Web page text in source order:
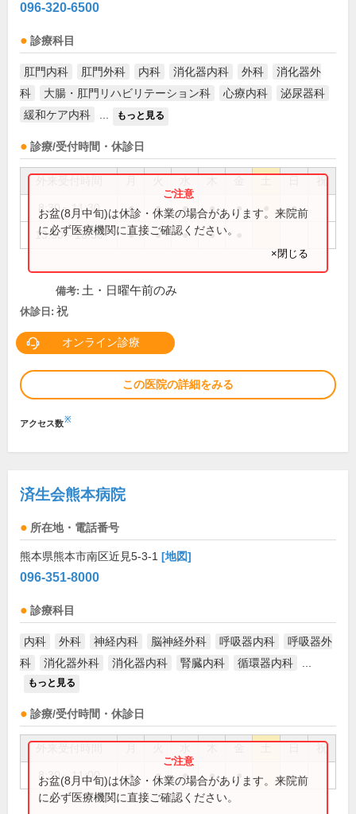
096-320-6500
診療科目
肛門内科 肛門外科 内科 消化器内科 外科
消化器外
科
大腸・肛門リハビリテーション科 心療内科
泌尿器科
緩和ケア内科
もっと見る
診療/受付時間・休診日
祝
8:30～11:30 ● ● ● ● ● ●
13:30～16:30 ● ● ● ●
お盆(8月中旬)は休診・休業の場合があります。来院前
に必ず医療機関に直接ご確認ください。
×閉じる
備考: 土・日曜午前のみ
休診日: 祝
オンライン診療
この医院の詳細をみる
アクセス数※
済生会熊本病院
所在地・電話番号
熊本県熊本市南区近見5-3-1 [地図]
096-351-8000
診療科目
内科 外科 神経内科 脳神経外科 呼吸器内科
呼吸器外
科
消化器外科 消化器内科 腎臓内科 循環器内科
もっと見る
診療/受付時間・休診日
祝
8:30～11:00 ● ● ● ● ●
お盆(8月中旬)は休診・休業の場合があります。来院前
に必ず医療機関に直接ご確認ください。